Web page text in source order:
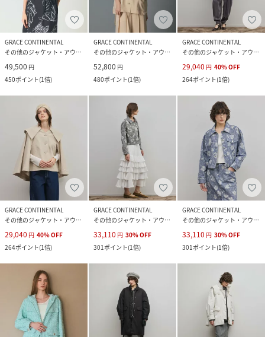
GRACE CONTINENTAL
その他のジャケット・アウター
49,500 円
450ポイント(1倍)
GRACE CONTINENTAL
その他のジャケット・アウター
52,800 円
480ポイント(1倍)
GRACE CONTINENTAL
その他のジャケット・アウター
29,040 円 40%OFF
264ポイント(1倍)
GRACE CONTINENTAL
その他のジャケット・アウター
29,040 円 40%OFF
264ポイント(1倍)
GRACE CONTINENTAL
その他のジャケット・アウター
33,110 円 30%OFF
301ポイント(1倍)
GRACE CONTINENTAL
その他のジャケット・アウター
33,110 円 30%OFF
301ポイント(1倍)